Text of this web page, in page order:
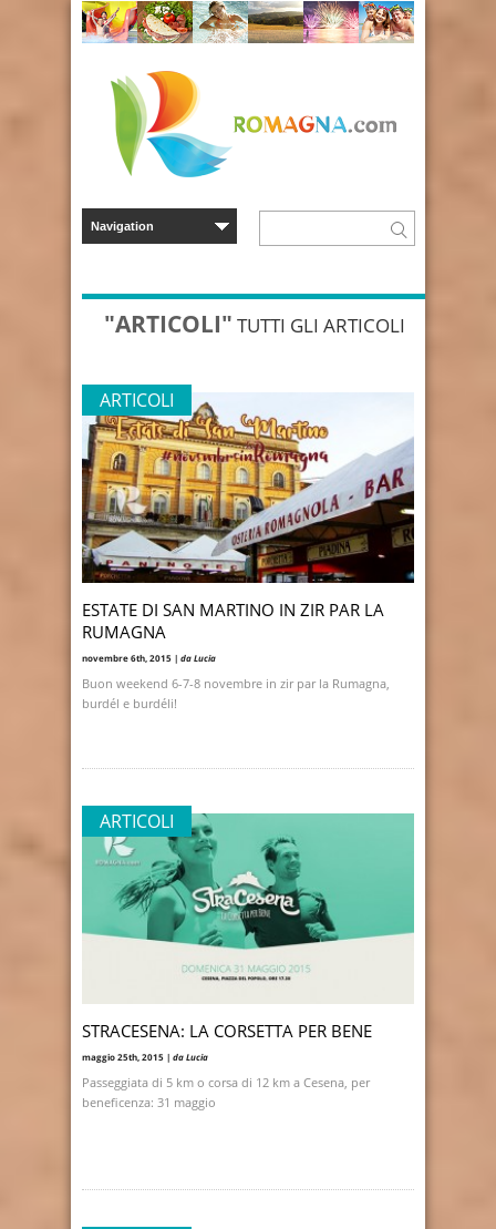
"ARTICOLI" TUTTI GLI ARTICOLI
ARTICOLI
ESTATE DI SAN MARTINO IN ZIR PAR LA
RUMAGNA
novembre 6th, 2015 | da Lucia
Buon weekend 6-7-8 novembre in zir par la Rumagna,
burdél e burdéli!
ARTICOLI
STRACESENA: LA CORSETTA PER BENE
maggio 25th, 2015 | da Lucia
Passeggiata di 5 km o corsa di 12 km a Cesena, per
beneficenza: 31 maggio